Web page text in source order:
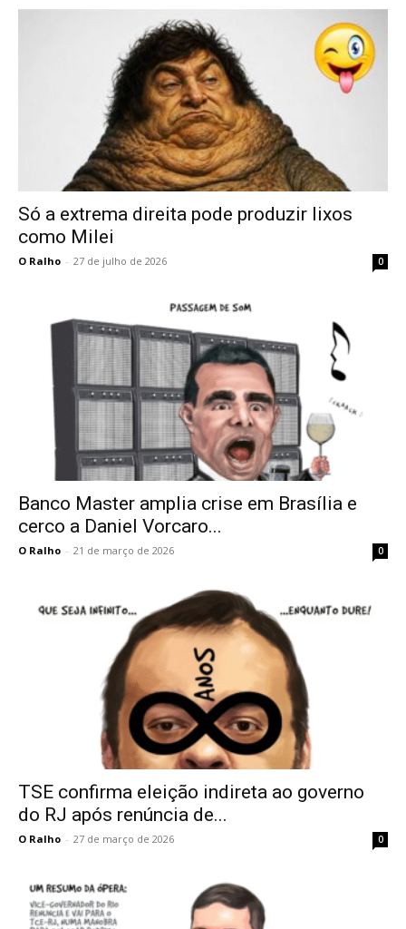
Só a extrema direita pode produzir lixos
como Milei
O Ralho - 27 de julho de 2026 0
Banco Master amplia crise em Brasília e
cerco a Daniel Vorcaro...
O Ralho - 21 de março de 2026 0
TSE confirma eleição indireta ao governo
do RJ após renúncia de...
O Ralho - 27 de março de 2026 0